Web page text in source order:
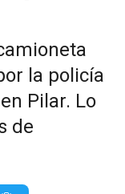
la policía
Pilar. Lo
de